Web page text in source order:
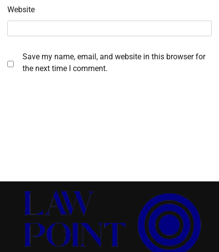
Website
Save my name, email, and website in this browser for
the next time I comment.